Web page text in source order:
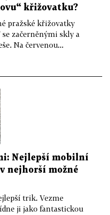
křižovatku?
pražské křižovatky
začerněnými skly a
Na červenou...
Nejlepší mobilní
nejhorší možné
trik. Vezme
ji jako fantastickou